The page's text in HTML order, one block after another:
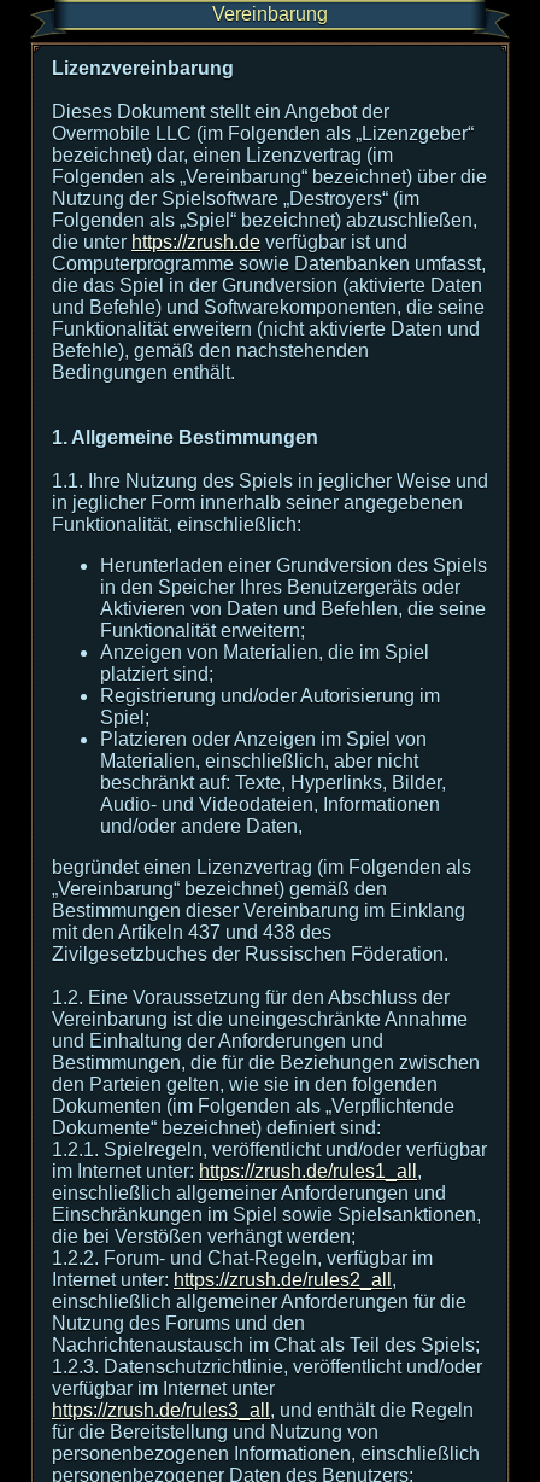
Vereinbarung
Lizenzvereinbarung
Dieses Dokument stellt ein Angebot der
Overmobile LLC (im Folgenden als „Lizenzgeber“
bezeichnet) dar, einen Lizenzvertrag (im
Folgenden als „Vereinbarung“ bezeichnet) über die
Nutzung der Spielsoftware „Destroyers“ (im
Folgenden als „Spiel“ bezeichnet) abzuschließen,
die unter https://zrush.de verfügbar ist und
Computerprogramme sowie Datenbanken umfasst,
die das Spiel in der Grundversion (aktivierte Daten
und Befehle) und Softwarekomponenten, die seine
Funktionalität erweitern (nicht aktivierte Daten und
Befehle), gemäß den nachstehenden
Bedingungen enthält.
1. Allgemeine Bestimmungen
1.1. Ihre Nutzung des Spiels in jeglicher Weise und
in jeglicher Form innerhalb seiner angegebenen
Funktionalität, einschließlich:
Herunterladen einer Grundversion des Spiels
in den Speicher Ihres Benutzergeräts oder
Aktivieren von Daten und Befehlen, die seine
Funktionalität erweitern;
Anzeigen von Materialien, die im Spiel
platziert sind;
Registrierung und/oder Autorisierung im
Spiel;
Platzieren oder Anzeigen im Spiel von
Materialien, einschließlich, aber nicht
beschränkt auf: Texte, Hyperlinks, Bilder,
Audio- und Videodateien, Informationen
und/oder andere Daten,
begründet einen Lizenzvertrag (im Folgenden als
„Vereinbarung“ bezeichnet) gemäß den
Bestimmungen dieser Vereinbarung im Einklang
mit den Artikeln 437 und 438 des
Zivilgesetzbuches der Russischen Föderation.
1.2. Eine Voraussetzung für den Abschluss der
Vereinbarung ist die uneingeschränkte Annahme
und Einhaltung der Anforderungen und
Bestimmungen, die für die Beziehungen zwischen
den Parteien gelten, wie sie in den folgenden
Dokumenten (im Folgenden als „Verpflichtende
Dokumente“ bezeichnet) definiert sind:
1.2.1. Spielregeln, veröffentlicht und/oder verfügbar
im Internet unter: https://zrush.de/rules1_all ,
einschließlich allgemeiner Anforderungen und
Einschränkungen im Spiel sowie Spielsanktionen,
die bei Verstößen verhängt werden;
1.2.2. Forum- und Chat-Regeln, verfügbar im
Internet unter: https://zrush.de/rules2_all ,
einschließlich allgemeiner Anforderungen für die
Nutzung des Forums und den
Nachrichtenaustausch im Chat als Teil des Spiels;
1.2.3. Datenschutzrichtlinie, veröffentlicht und/oder
verfügbar im Internet unter
https://zrush.de/rules3_all , und enthält die Regeln
für die Bereitstellung und Nutzung von
personenbezogenen Informationen, einschließlich
personenbezogener Daten des Benutzers;